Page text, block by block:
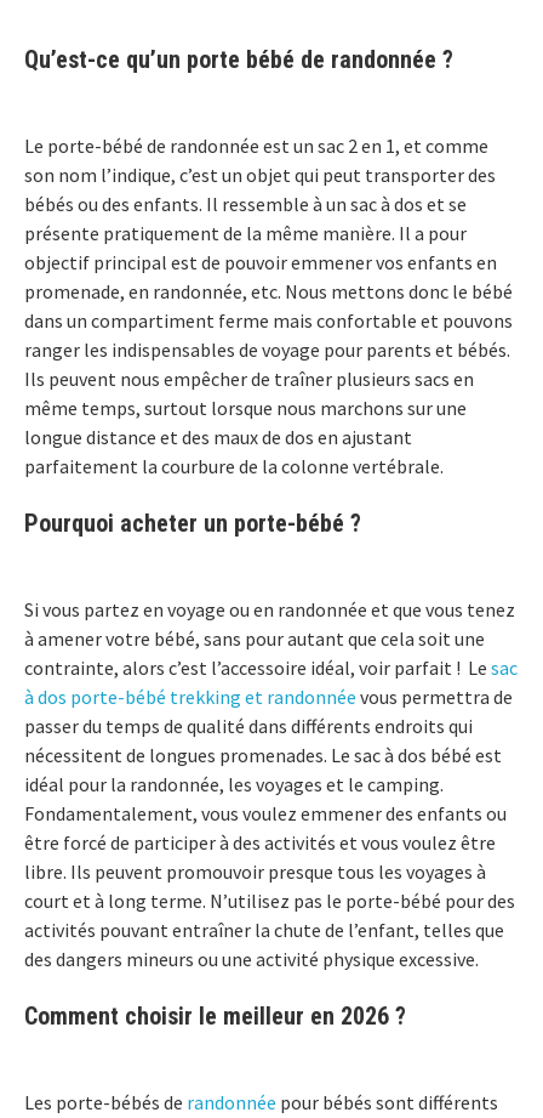
Qu’est-ce qu’un porte bébé de randonnée ?
Le porte-bébé de randonnée est un sac 2 en 1, et comme
son nom l’indique, c’est un objet qui peut transporter des
bébés ou des enfants. Il ressemble à un sac à dos et se
présente pratiquement de la même manière. Il a pour
objectif principal est de pouvoir emmener vos enfants en
promenade, en randonnée, etc. Nous mettons donc le bébé
dans un compartiment ferme mais confortable et pouvons
ranger les indispensables de voyage pour parents et bébés.
Ils peuvent nous empêcher de traîner plusieurs sacs en
même temps, surtout lorsque nous marchons sur une
longue distance et des maux de dos en ajustant
parfaitement la courbure de la colonne vertébrale.
Pourquoi acheter un porte-bébé ?
Si vous partez en voyage ou en randonnée et que vous tenez
à amener votre bébé, sans pour autant que cela soit une
contrainte, alors c’est l’accessoire idéal, voir parfait ! Le sac
à dos porte-bébé trekking et randonnée vous permettra de
passer du temps de qualité dans différents endroits qui
nécessitent de longues promenades. Le sac à dos bébé est
idéal pour la randonnée, les voyages et le camping.
Fondamentalement, vous voulez emmener des enfants ou
être forcé de participer à des activités et vous voulez être
libre. Ils peuvent promouvoir presque tous les voyages à
court et à long terme. N’utilisez pas le porte-bébé pour des
activités pouvant entraîner la chute de l’enfant, telles que
des dangers mineurs ou une activité physique excessive.
Comment choisir le meilleur en 2026 ?
Les porte-bébés de randonnée pour bébés sont différents